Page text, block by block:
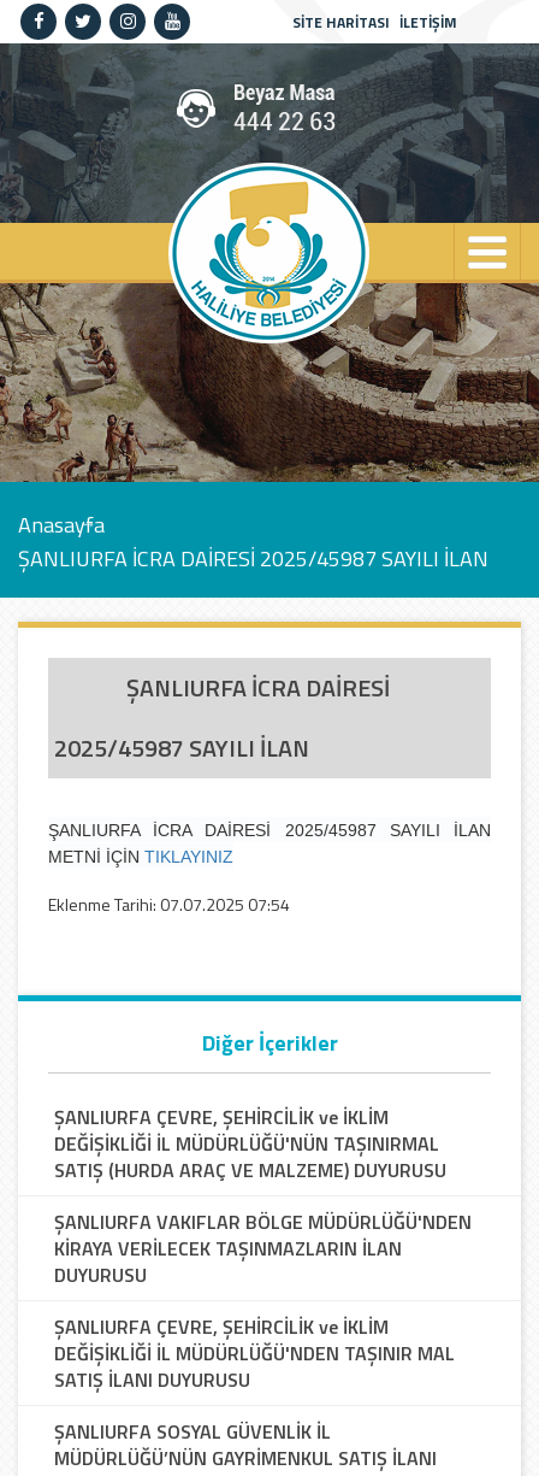
SİTE HARİTASI İLETİŞİM
Anasayfa
ŞANLIURFA İCRA DAİRESİ 2025/45987 SAYILI İLAN
ŞANLIURFA İCRA DAİRESİ
2025/45987 SAYILI İLAN
ŞANLIURFA İCRA DAİRESİ 2025/45987 SAYILI İLAN
METNİ İÇİN TIKLAYINIZ
Eklenme Tarihi: 07.07.2025 07:54
Diğer İçerikler
ŞANLIURFA ÇEVRE, ŞEHİRCİLİK ve İKLİM
DEĞİŞİKLİĞİ İL MÜDÜRLÜĞÜ'NÜN TAŞINIRMAL
SATIŞ (HURDA ARAÇ VE MALZEME) DUYURUSU
ŞANLIURFA VAKIFLAR BÖLGE MÜDÜRLÜĞÜ'NDEN
KİRAYA VERİLECEK TAŞINMAZLARIN İLAN
DUYURUSU
ŞANLIURFA ÇEVRE, ŞEHİRCİLİK ve İKLİM
DEĞİŞİKLİĞİ İL MÜDÜRLÜĞÜ'NDEN TAŞINIR MAL
SATIŞ İLANI DUYURUSU
ŞANLIURFA SOSYAL GÜVENLİK İL
MÜDÜRLÜĞÜ’NÜN GAYRİMENKUL SATIŞ İLANI
Anasayfa
Kurumsal
Haliliye
Spor
Kültür
Sanat
Güncel
İletişim